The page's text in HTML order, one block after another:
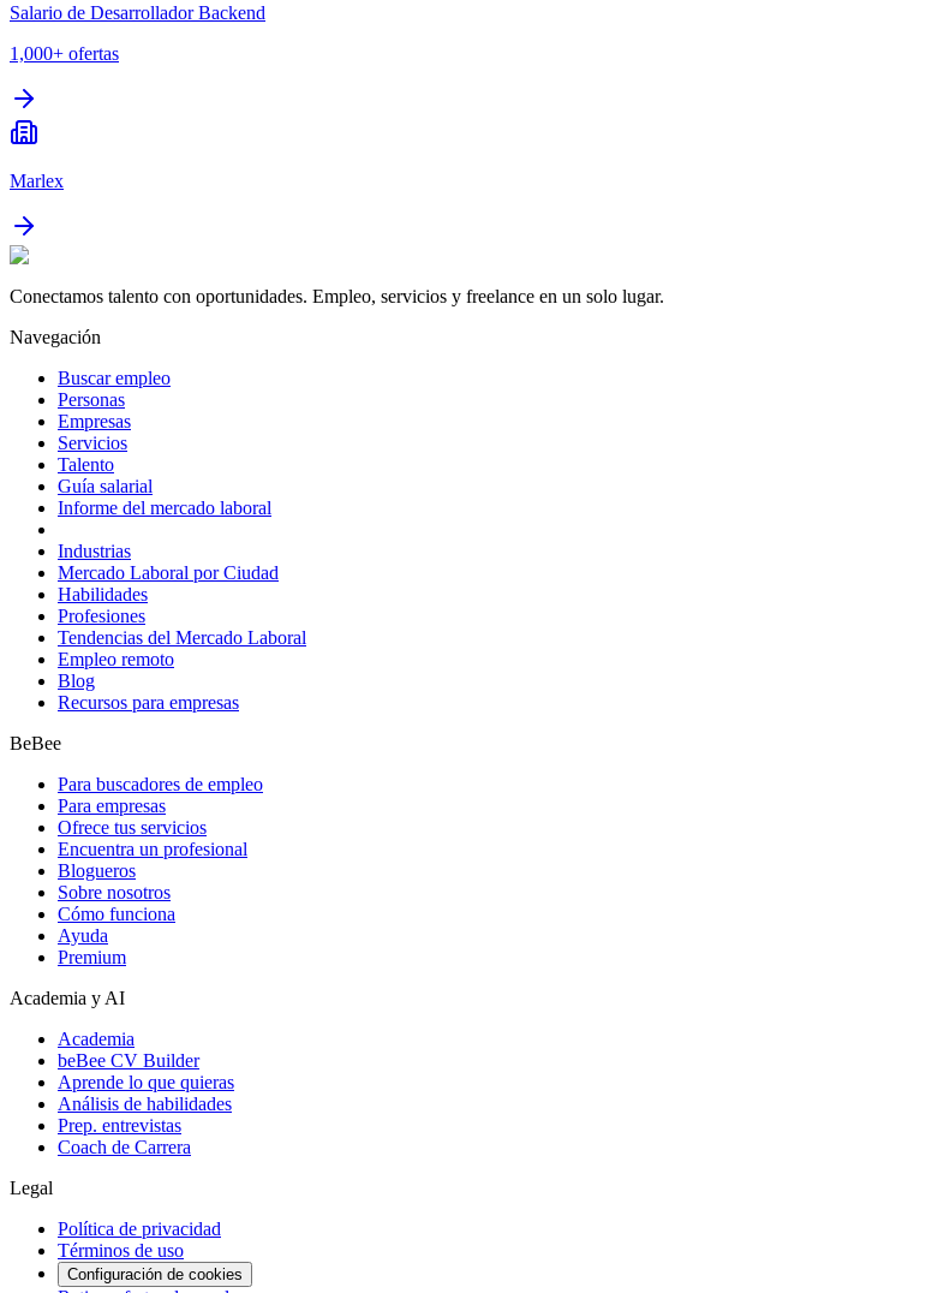
Salario de Desarrollador Backend
1,000+ ofertas
Marlex
Conectamos talento con oportunidades. Empleo, servicios y freelance en un solo lugar.
Navegación
Buscar empleo
Personas
Empresas
Servicios
Talento
Guía salarial
Informe del mercado laboral
Industrias
Mercado Laboral por Ciudad
Habilidades
Profesiones
Tendencias del Mercado Laboral
Empleo remoto
Blog
Recursos para empresas
BeBee
Para buscadores de empleo
Para empresas
Ofrece tus servicios
Encuentra un profesional
Blogueros
Sobre nosotros
Cómo funciona
Ayuda
Premium
Academia y AI
Academia
beBee CV Builder
Aprende lo que quieras
Análisis de habilidades
Prep. entrevistas
Coach de Carrera
Legal
Política de privacidad
Términos de uso
Configuración de cookies